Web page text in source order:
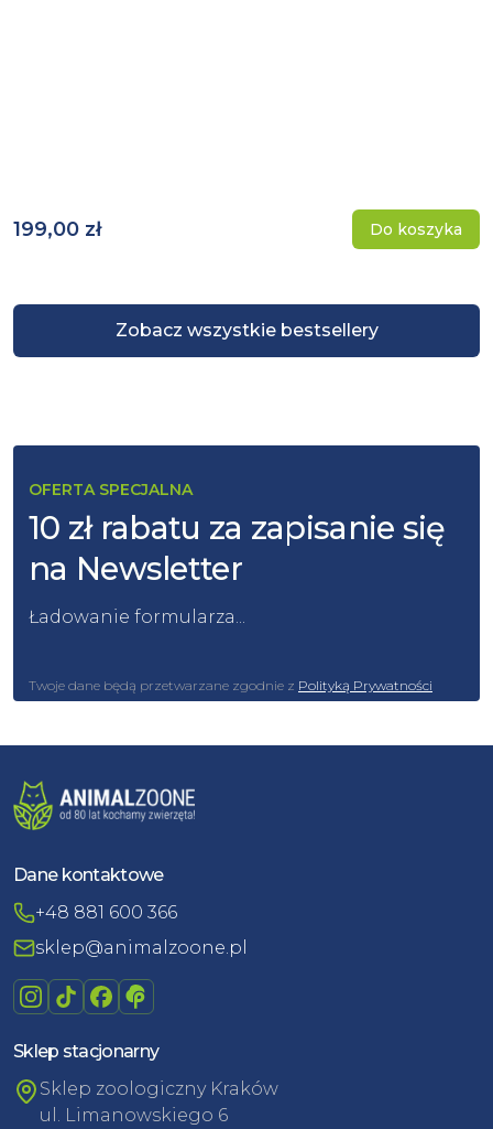
Zobacz wszystkie bestsellery
199,00 zł Do koszyka
OFERTA SPECJALNA
10 zł rabatu za zapisanie się
na Newsletter
Ładowanie formularza...
Twoje dane będą przetwarzane zgodnie z Polityką Prywatności
Dane kontaktowe
+48 881 600 366
sklep@animalzoone.pl
Sklep stacjonarny
Sklep zoologiczny Kraków
ul. Limanowskiego 6